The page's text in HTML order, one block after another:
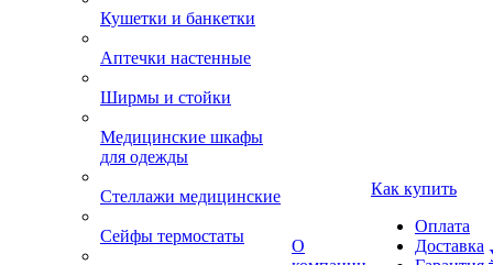
Кушетки и банкетки
Аптечки настенные
Ширмы и стойки
Медицинские шкафы
для одежды
Стеллажи медицинские
Сейфы термостаты
О
Как купить
Оплата
Доставка